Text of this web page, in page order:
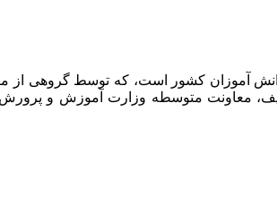
آموزان کشور است، که توسط گروهی از
معاونت متوسطه وزارت آموزش و